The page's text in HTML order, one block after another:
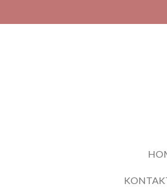
Hauptinhalt